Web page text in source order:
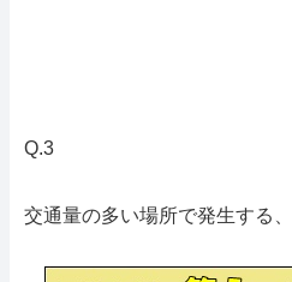
Q.3
交通量の多い場所で発生する